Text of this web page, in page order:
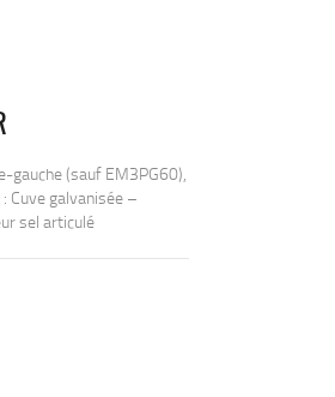
gauche (sauf EM3PG60),
Cuve galvanisée –
sel articulé